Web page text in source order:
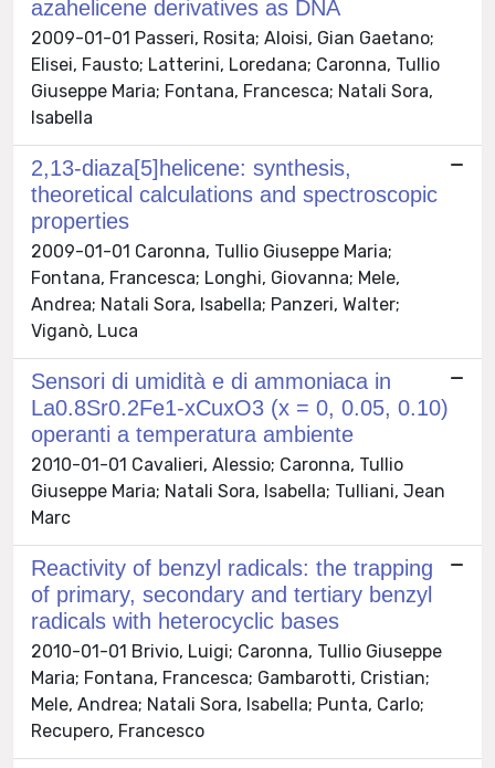
azahelicene derivatives as DNA
2009-01-01 Passeri, Rosita; Aloisi, Gian Gaetano;
Elisei, Fausto; Latterini, Loredana; Caronna, Tullio
Giuseppe Maria; Fontana, Francesca; Natali Sora,
Isabella
2,13-diaza[5]helicene: synthesis,
theoretical calculations and spectroscopic
properties
2009-01-01 Caronna, Tullio Giuseppe Maria;
Fontana, Francesca; Longhi, Giovanna; Mele,
Andrea; Natali Sora, Isabella; Panzeri, Walter;
Viganò, Luca
Sensori di umidità e di ammoniaca in
La0.8Sr0.2Fe1-xCuxO3 (x = 0, 0.05, 0.10)
operanti a temperatura ambiente
2010-01-01 Cavalieri, Alessio; Caronna, Tullio
Giuseppe Maria; Natali Sora, Isabella; Tulliani, Jean
Marc
Reactivity of benzyl radicals: the trapping
of primary, secondary and tertiary benzyl
radicals with heterocyclic bases
2010-01-01 Brivio, Luigi; Caronna, Tullio Giuseppe
Maria; Fontana, Francesca; Gambarotti, Cristian;
Mele, Andrea; Natali Sora, Isabella; Punta, Carlo;
Recupero, Francesco